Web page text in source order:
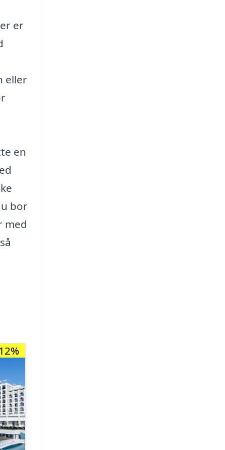
er
eller
en
bor
med